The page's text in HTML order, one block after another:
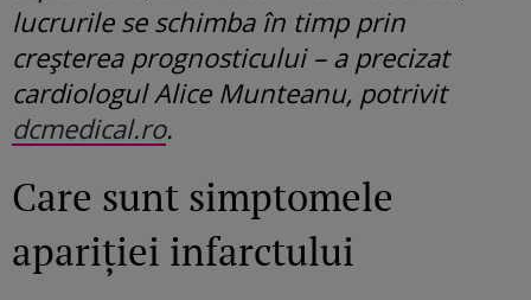
lucrurile se schimba în timp prin
creșterea prognosticului – a precizat
cardiologul Alice Munteanu, potrivit
dcmedical.ro.
Care sunt simptomele
apariției infarctului